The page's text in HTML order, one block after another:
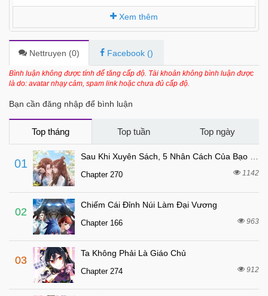
Chapter 67 4 tuần trước
Chapter 66 4 tuần trước
Chapter 65 4 tuần trước
4 tuần trước
Chapter 62 4 tuần trước
Chapter 61
Chapter 60
Chapter 59
Chapter 58 4 tuần trước
Chapter 57
Chapter 56
Chapter 55
Chapter 54 4 tuần trước
Xem thêm
Nettruyen (0) Facebook ()
Bình luận không được tính để tăng cấp độ. Tài khoản không bình luận được
là do: avatar nhạy cảm, spam link hoặc chưa đủ cấp độ.
Bạn cần đăng nhập để bình luận
Top tháng Top tuần Top ngày
01
Chapter 270 1142
02
Chiếm Cái Đỉnh Núi Làm Đại Vương
Chapter 166 963
03
Ta Không Phải Là Giáo Chủ
Chapter 274 912